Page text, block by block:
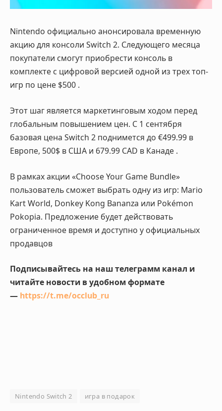
Nintendo официально анонсировала временную
акцию для консоли Switch 2. Следующего месяца
покупатели смогут приобрести консоль в
комплекте с цифровой версией одной из трех топ-
игр по цене $500 .
Этот шаг является маркетинговым ходом перед
глобальным повышением цен. С 1 сентября
базовая цена Switch 2 поднимется до €499.99 в
Европе, 500$ в США и 679.99 CAD в Канаде .
В рамках акции «Choose Your Game Bundle»
пользователь сможет выбрать одну из игр: Mario
Kart World, Donkey Kong Bananza или Pokémon
Pokopia. Предложение будет действовать
ограниченное время и доступно у официальных
продавцов
Подписывайтесь на наш телеграмм канал и
читайте новости в удобном формате
— https://t.me/occlub_ru
Nintendo Switch 2 игра в подарок